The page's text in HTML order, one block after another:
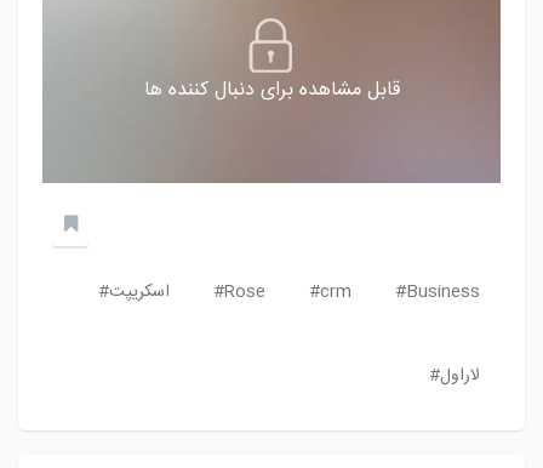
قابل مشاهده برای دنبال کننده ها
Business#
crm#
Rose# اسکریپت#
لاراول#